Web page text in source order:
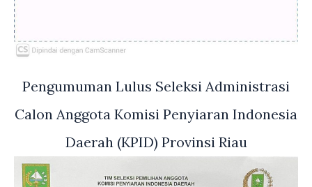
Pengumuman Lulus Seleksi Administrasi
Calon Anggota Komisi Penyiaran Indonesia
Daerah (KPID) Provinsi Riau